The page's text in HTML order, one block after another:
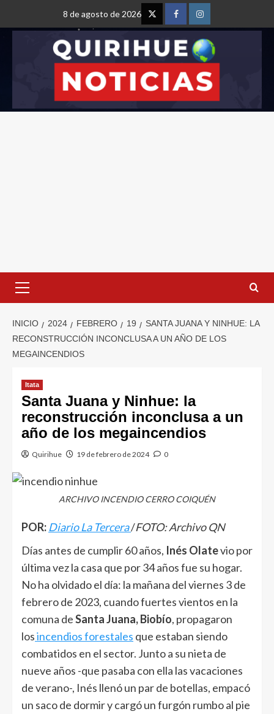
8 de agosto de 2026
INICIO 2024 FEBRERO 19
SANTA JUANA Y NINHUE: LA
RECONSTRUCCIÓN INCONCLUSA A UN AÑO DE LOS
MEGAINCENDIOS
Itata
Santa Juana y Ninhue: la
reconstrucción inconclusa a un
año de los megaincendios
Quirihue 19 de febrero de 2024 0
ARCHIVO INCENDIO CERRO COIQUÉN
POR: Diario La Tercera/FOTO: Archivo QN
Días antes de cumplir 60 años, Inés Olatevio por
última vez la casa que por 34 años fue su hogar.
No ha olvidado el día: la mañana del viernes 3 de
febrero de 2023, cuando fuertes vientos en la
comuna deSanta Juana, Biobío, propagaron
losincendios forestales que estaban siendo
combatidos en el sector. Junto a su nieta de
nueve años -que pasaba con ella las vacaciones
de verano-, Inés llenó un par de botellas, empacó
un saco de dormir y cargó un furgón rumbo al pie